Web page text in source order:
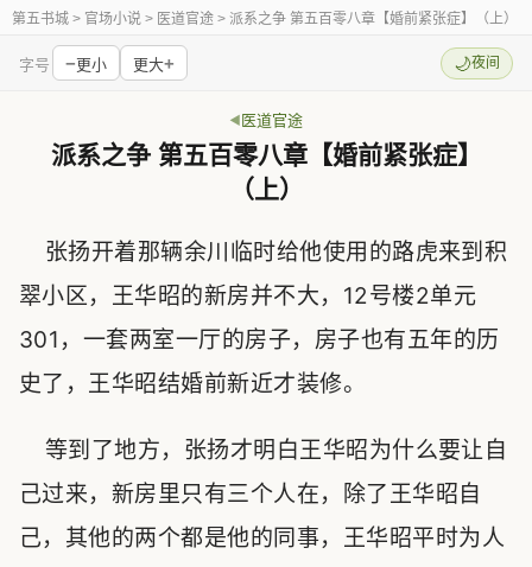
第五书城 > 官场小说 > 医道官途 > 派系之争 第五百零八章【婚前紧张症】（上）
字号 −更小 更大+ 🌙夜间
医道官途
派系之争 第五百零八章【婚前紧张症】
（上）
张扬开着那辆余川临时给他使用的路虎来到积
翠小区，王华昭的新房并不大，12号楼2单元
301，一套两室一厅的房子，房子也有五年的历
史了，王华昭结婚前新近才装修。
等到了地方，张扬才明白王华昭为什么要让自
己过来，新房里只有三个人在，除了王华昭自
己，其他的两个都是他的同事，王华昭平时为人